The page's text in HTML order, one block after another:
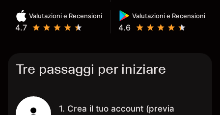
Valutazioni e Recensioni
4.7
Valutazioni e Recensioni
4.6
Tre passaggi per iniziare
1. Crea il tuo account (previa